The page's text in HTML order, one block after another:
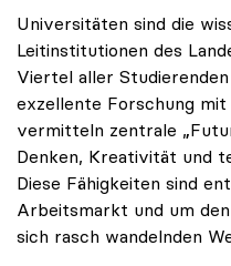
Universitäten sind die
Leitinstitutionen des
Viertel aller
exzellente Forschung
vermitteln zentrale
Denken, Kreativität und
Diese Fähigkeiten sind
Arbeitsmarkt und um
sich rasch wandelnden